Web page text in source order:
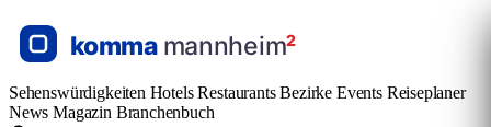
Sehenswürdigkeiten HotelsRestaurantsBezirke Events Reiseplaner
NewsMagazin Branchenbuch